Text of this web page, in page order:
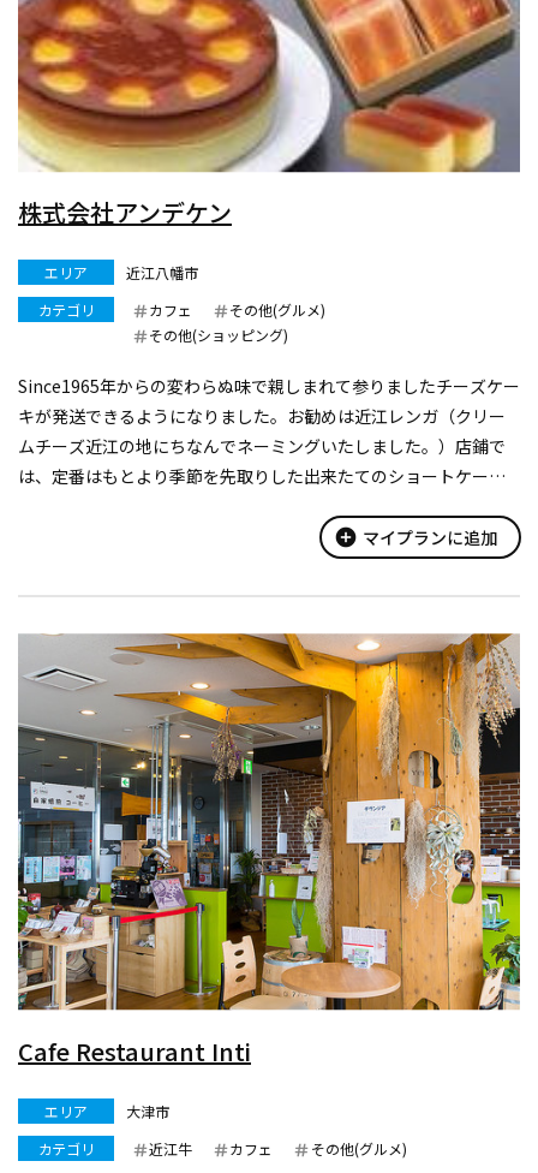
株式会社アンデケン
エリア
近江八幡市
カテゴリ
カフェ
その他(グルメ)
その他(ショッピング)
Since1965年からの変わらぬ味で親しまれて参りましたチーズケー
キが発送できるようになりました。お勧めは近江レンガ（クリー
ムチーズ近江の地にちなんでネーミングいたしました。）店鋪で
は、定番はもとより季節を先取りした出来たてのショートケーキ
add_circle マイプランに追加
Cafe Restaurant Inti
エリア
大津市
カテゴリ
近江牛 カフェ その他(グルメ)